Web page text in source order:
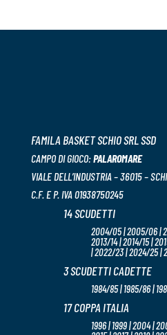
FAMILA BASKET SCHIO SRL SSD
CAMPO DI GIOCO:PALAROMARE
VIALE DELL’INDUSTRIA – 36015 –
C.F. E P. IVA 01938750245
14 SCUDETTI
2004/05 | 2005/06 |
2013/14 | 2014/15 |
| 2022/23 | 2024/25 |
3 SCUDETTI CADETTE
1984/85 | 1985/86 |
17 COPPA ITALIA
1996 | 1999 | 2004 |